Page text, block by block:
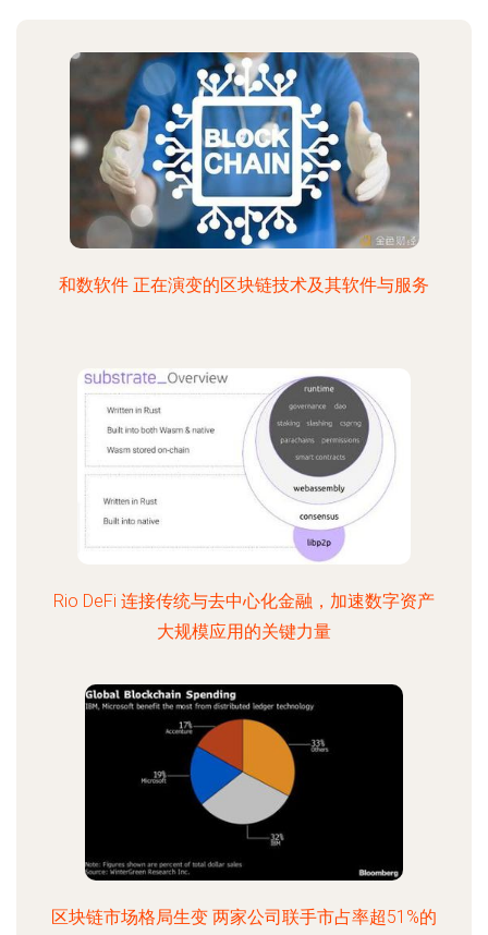
和数软件 正在演变的区块链技术及其软件与服务
Rio DeFi 连接传统与去中心化金融，加速数字资产
大规模应用的关键力量
区块链市场格局生变 两家公司联手市占率超51%的